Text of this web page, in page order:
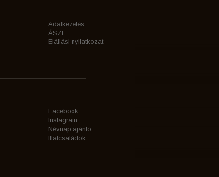
Adatkezelés
ÁSZF
Elállási nyilatkozat
Facebook
Instagram
Névnap ajánló
Illatcsaládok